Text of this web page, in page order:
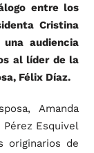
entre los
Cristina
audiencia
al líder de la
Félix Díaz.
Amanda
Pérez Esquivel
originarios de